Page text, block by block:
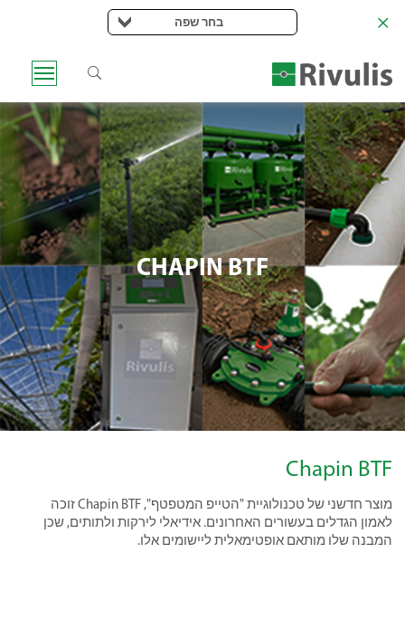
בחר שפה
CHAPIN BTF
Chapin BTF
מוצר חדשני של טכנולוגיית "הטייפ המטפטף", Chapin BTF זוכה
לאמון הגדלים בעשורים האחרונים. אידיאלי לירקות ולתותים, שכן
המבנה שלו מותאם אופטימאלית ליישומים אלו.